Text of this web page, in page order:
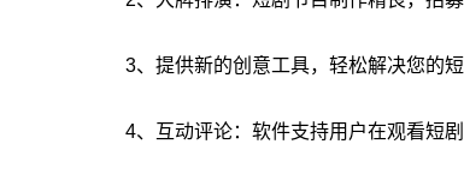
3、提供新的创意工具，轻松解决您的
4、互动评论：软件支持用户在观看短